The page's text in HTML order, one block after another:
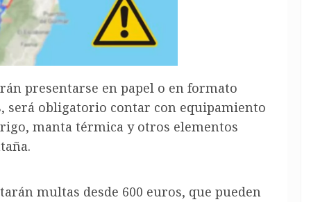
presentarse en papel o en formato
será obligatorio contar con equipamiento
manta térmica y otros elementos
multas desde 600 euros, que pueden